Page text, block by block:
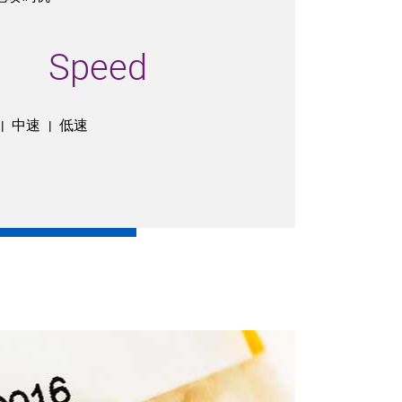
Speed
| 中速 | 低速